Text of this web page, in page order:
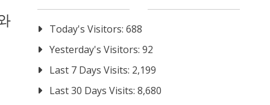
Today's Visitors:688
Yesterday's Visitors:92
Last 7 Days Visits: 2,199
Last 30 Days Visits:8,680